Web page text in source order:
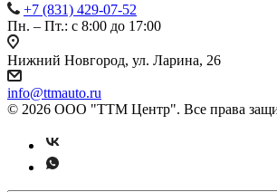
+7 (831) 429-07-52
Пн. – Пт.: с 8:00 до 17:00
Нижний Новгород, ул. Ларина, 26
info@ttmauto.ru
© 2026 ООО "ТТМ Центр". Все права